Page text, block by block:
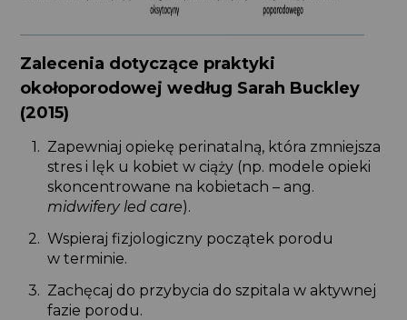
Zalecenia dotyczące praktyki
okołoporodowej według Sarah Buckley
(2015)
Zapewniaj opiekę perinatalną, która zmniejsza
stres i lęk u kobiet w ciąży (np. modele opieki
skoncentrowane na kobietach – ang.
midwifery led care).
Wspieraj fizjologiczny początek porodu
w terminie.
Zachęcaj do przybycia do szpitala w aktywnej
fazie porodu.